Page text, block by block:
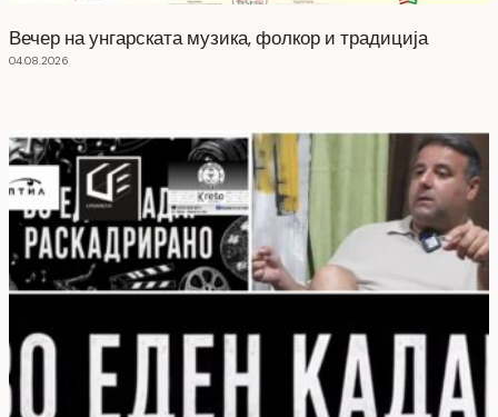
Вечер на унгарската музика, фолкор и традиција
04.08.2026